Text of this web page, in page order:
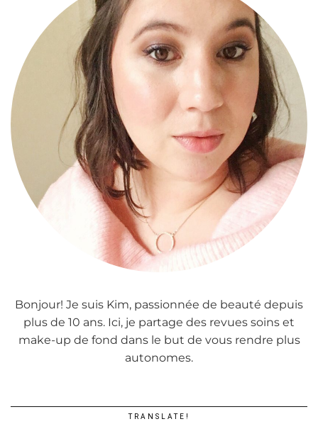
Bonjour! Je suis Kim, passionnée de beauté depuis
plus de 10 ans. Ici, je partage des revues soins et
make-up de fond dans le but de vous rendre plus
autonomes.
TRANSLATE!